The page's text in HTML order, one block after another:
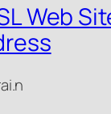
Web